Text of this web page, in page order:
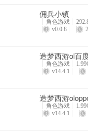
一般推荐挖到第11层即可
挖到11层以后，就可以开
记得多准备一些火把，然
更新日志
佣兵小镇
角色游戏
v0.0.8
造梦西游ol百
角色游戏
v14.4.1
造梦西游
角色游戏
v14.4.1